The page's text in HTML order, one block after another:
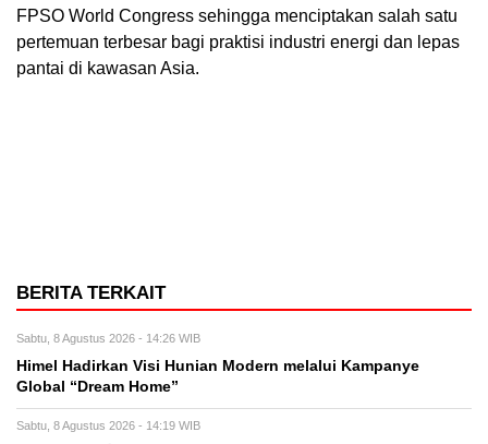
FPSO World Congress sehingga menciptakan salah satu
pertemuan terbesar bagi praktisi industri energi dan lepas
pantai di kawasan Asia.
BERITA TERKAIT
Sabtu, 8 Agustus 2026 - 14:26 WIB
Himel Hadirkan Visi Hunian Modern melalui Kampanye
Global “Dream Home”
Sabtu, 8 Agustus 2026 - 14:19 WIB